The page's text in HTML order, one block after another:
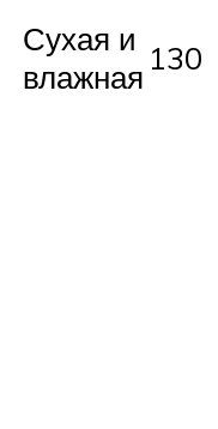
Сухая и
влажная 130